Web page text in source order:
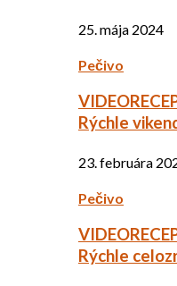
25. mája 2024
Pečivo
Rýchle
23. februára
Pečivo
Rýchle